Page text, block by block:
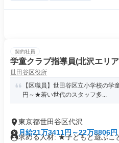
契約社員
学童クラブ指導員(北沢エリ
世田谷区役所
【区職員】世田谷区立小学校の
円～★若い世代のスタッフ多...
東京都世田谷区代沢
月給21万3411円～22万8806円
求める人材: ★子どもと遊ぶこ